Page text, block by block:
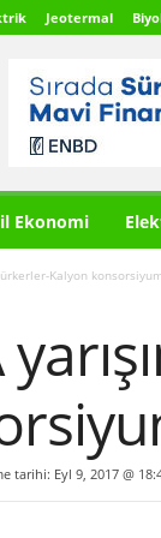
Jeotermal
Ekonomi
Kalyon
tarihi: Eyl 9, 2017 @